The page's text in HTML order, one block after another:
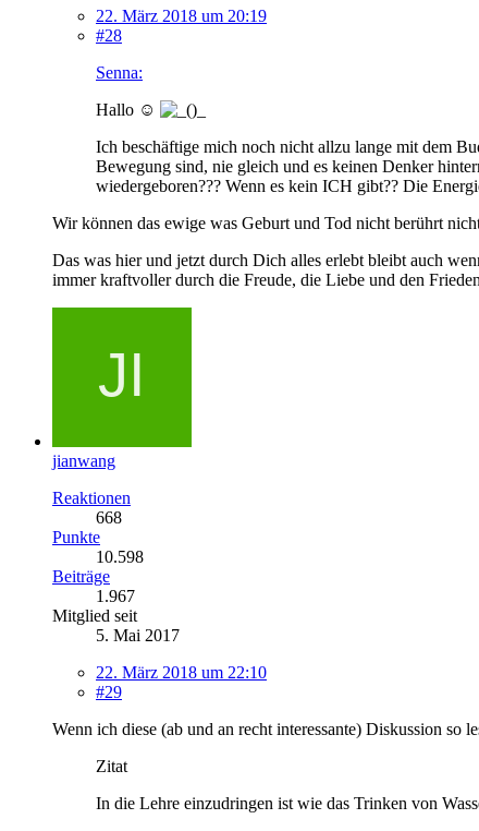
22. März 2018 um 20:19
#28
Senna:
Hallo ☺️
Ich beschäftige mich noch nicht allzu lange mit dem
Bewegung sind, nie gleich und es keinen Denker
wiedergeboren??? Wenn es kein ICH gibt?? Die
Wir können das ewige was Geburt und Tod nicht berührt
Das was hier und jetzt durch Dich alles erlebt bleibt auch
immer kraftvoller durch die Freude, die Liebe und den
jianwang
Reaktionen
668
Punkte
10.598
Beiträge
1.967
Mitglied seit
5. Mai 2017
22. März 2018 um 22:10
#29
Wenn ich diese (ab und an recht interessante) Diskussion so
Zitat
In die Lehre einzudringen ist wie das Trinken von